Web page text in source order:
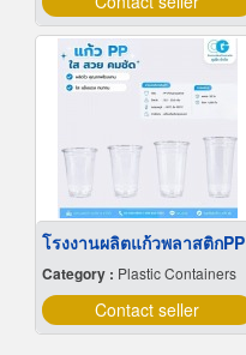
โรงงานผลิตแก้วพลาสติกPP
Category : Plastic Containers
Contact seller